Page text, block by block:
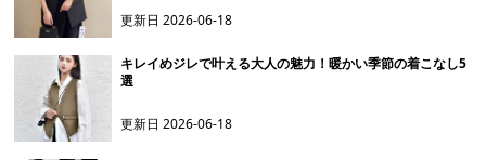
更新日2026-06-18
キレイめジレで叶える大人の魅力！暖かい季節の着こなし5
選
更新日2026-06-18